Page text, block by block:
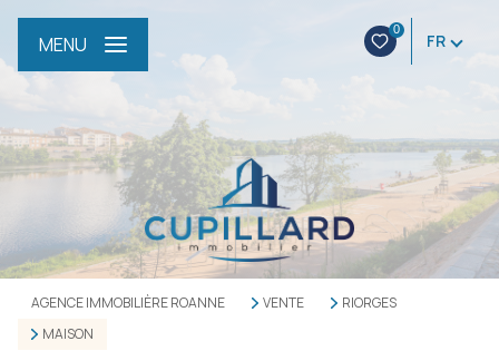
0
FR
MENU
AGENCE IMMOBILIÈRE ROANNE VENTE
RIORGES
MAISON